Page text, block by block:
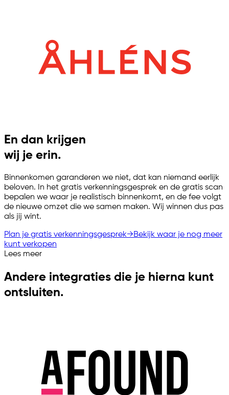
En dan krijgen
wij je erin.
Binnenkomen garanderen we niet, dat kan niemand eerlijk
beloven. In het gratis verkenningsgesprek en de gratis scan
bepalen we waar je realistisch binnenkomt, en de fee volgt
de nieuwe omzet die we samen maken. Wij winnen dus pas
als jij wint.
Plan je gratis verkenningsgesprek→Bekijk waar je nog meer
kunt verkopen
Lees meer
Andere integraties die je hierna kunt
ontsluiten.